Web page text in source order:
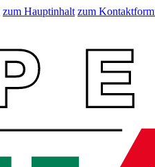
zum Hauptinhalt zum